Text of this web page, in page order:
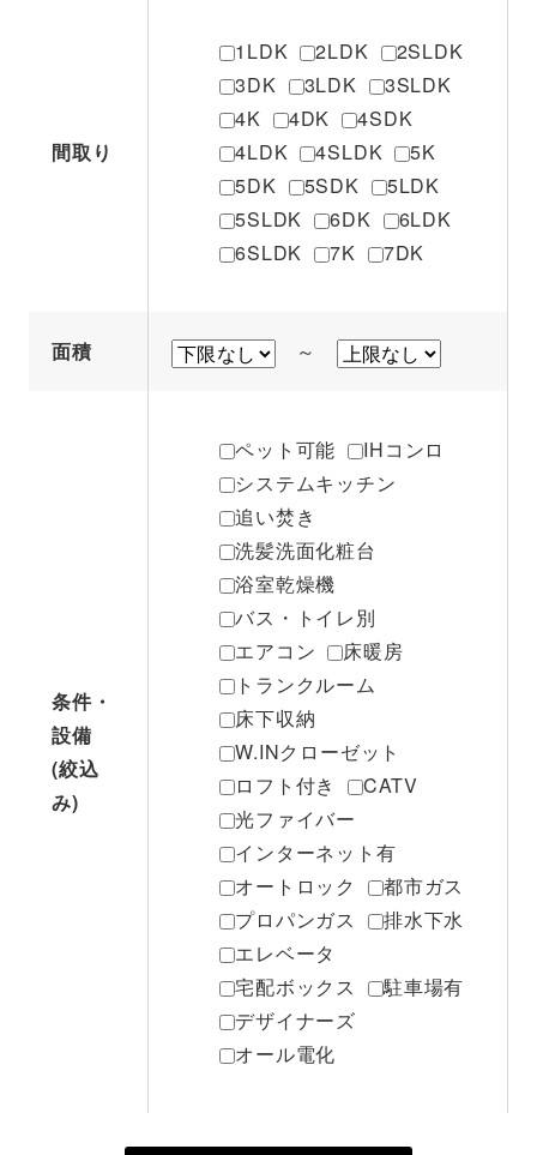
間取り
1LDK 2LDK
2SLDK
3DK
3LDK
3SLDK
4K
4DK
4SDK
4LDK
4SLDK
5K
5DK
5SDK
5LDK
5SLDK
6DK
6LDK
6SLDK
7K 7DK
面積 ～
条件・
設備
(絞込
み)
ペット可能
IHコンロ
システムキッチン
追い焚き
洗髪洗面化粧台
浴室乾燥機
バス・トイレ別
エアコン
床暖房
トランクルーム
床下収納
W.INクローゼット
ロフト付き
CATV
光ファイバー
インターネット有
オートロック
都市ガス
プロパンガス
排水下水
エレベータ
宅配ボックス
駐車場有
デザイナーズ
オール電化